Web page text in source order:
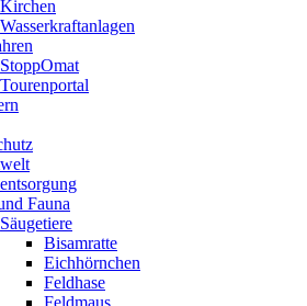
Kirchen
Wasserkraftanlagen
StoppOmat
Tourenportal
Fauna
Säugetiere
Bisamratte
Eichhörnchen
Feldhase
Feldmaus